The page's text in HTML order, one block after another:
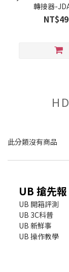
轉接器-
此分類沒有商品
UB 搶先報
UB 開箱評測
UB 3C科普
UB 新鮮事
UB 操作教學